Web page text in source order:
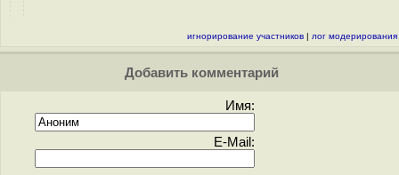
игнорирование участников | лог модерирования
Добавить комментарий
Имя:
E-Mail: